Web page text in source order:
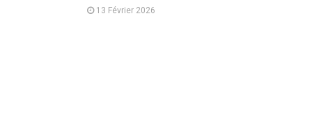
13 Février 2026